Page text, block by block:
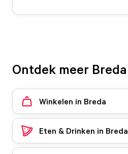
Ontdek meer Breda
Winkelen in Breda
Eten & Drinken in Breda